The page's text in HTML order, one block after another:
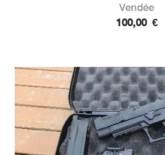
Vendée
100,00 €